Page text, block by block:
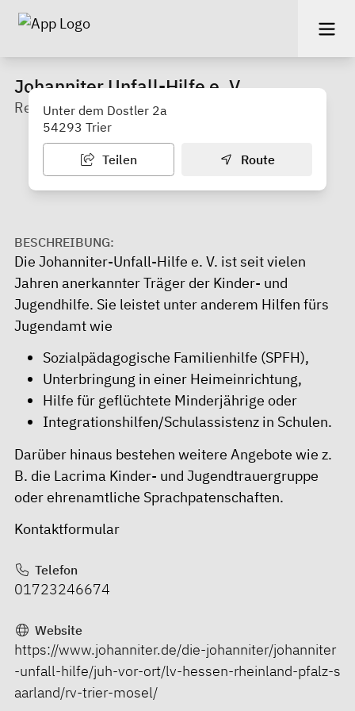
Johanniter Unfall-Hilfe e. V.
Regionalverband Trier-Mosel
Unter dem Dostler 2a
54293 Trier
Teilen Route
BESCHREIBUNG:
Die Johanniter-Unfall-Hilfe e. V. ist seit vielen
Jahren anerkannter Träger der Kinder- und
Jugendhilfe. Sie leistet unter anderem Hilfen fürs
Jugendamt wie
Sozialpädagogische Familienhilfe (SPFH),
Unterbringung in einer Heimeinrichtung,
Hilfe für geflüchtete Minderjährige oder
Integrationshilfen/Schulassistenz in Schulen.
Darüber hinaus bestehen weitere Angebote wie z.
B. die Lacrima Kinder- und Jugendtrauergruppe
oder ehrenamtliche Sprachpatenschaften.
Kontaktformular
Telefon
01723246674
Website
https://www.johanniter.de/die-johanniter/johanniter
-unfall-hilfe/juh-vor-ort/lv-hessen-rheinland-pfalz-s
aarland/rv-trier-mosel/